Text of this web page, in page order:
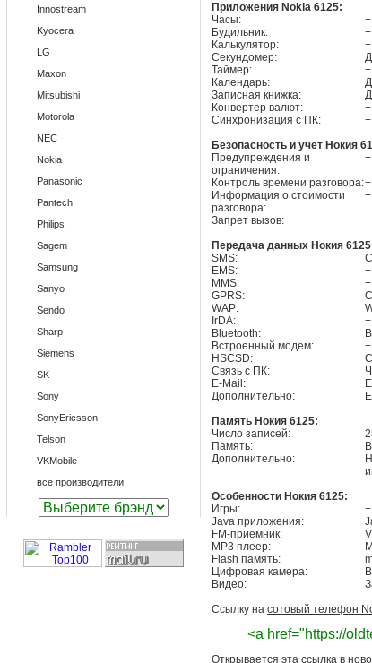
Innostream
Kyocera
LG
Maxon
Mitsubishi
Motorola
NEC
Nokia
Panasonic
Pantech
Philips
Sagem
Samsung
Sanyo
Sendo
Sharp
Siemens
SK
Sony
SonyEricsson
Telson
VKMobile
все производители
Приложения Nokia 6125:
Часы:
+
Будильник:
+
Калькулятор:
+
Секундомер:
Таймер:
+
Календарь:
Записная книжка:
Конвертер валют:
+
Синхронизация с ПК:
+
Безопасность и учет Нокия
Предупреждения и
ограничения:
+
Контроль времени разговора:+
Информация о стоимости
разговора:
+
Запрет вызов:
+
Передача данных Нокия
SMS:
EMS:
+
MMS:
+
GPRS:
WAP:
IrDA:
+
Bluetooth:
Встроенный модем:
+
HSCSD:
Связь с ПК:
E-Mail:
Дополнительно:
Память Нокия 6125:
Число записей:
Память:
Дополнительно:
Особенности Нокия 6125:
Игры:
+
Java приложения:
FM-приемник:
MP3 плеер:
Flash память:
Цифровая камера:
Видео:
Ссылку на сотовый телефон
<a href="https://
Открывается эта ссылка в